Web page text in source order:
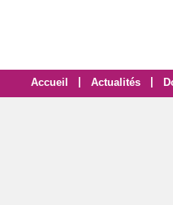
Accueil Actualités